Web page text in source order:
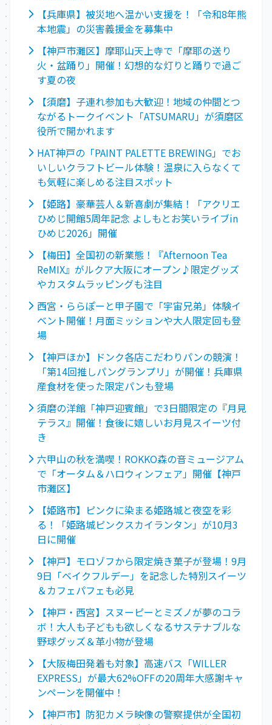
【兵庫県】被災地へ温かい支援を！「令和8年熊
本地震」の災害義援金を募集中
【神戸市灘区】摩耶山天上寺で「摩耶の送り
火・盆踊り」開催！幻想的な灯りと踊りで過ご
す夏の夜
【須磨】子連れ参加も大歓迎！地域の仲間とつ
ながるトークイベント「ATSUMARU」が須磨区
役所で開かれます
HAT神戸の「PAINT PALETTE BREWING」でお
いしいクラフトビール体験！温泉に入らなくて
も気軽に楽しめる注目スポット
【姫路】豪華芸人＆新喜劇が集結！「アクリエ
ひめじ開館5周年記念 よしもとお笑いライブin
ひめじ2026」開催
【梅田】全国初の新業態！『Afternoon Tea
ReMIX』がルクア大阪にオープン♪限定グッズ
やカスタムラッピングも注目
西宮・ららぽーと甲子園で「宇宙兄弟」体験イ
ベント開催！月面ミッションや大人限定回も登
場
【神戸ほか】ドンク各店こだわりパンの競演！
「第14回推しパングランプリ」が開催！兵庫県
産食材を使った限定パンも登場
須磨の洋館「神戸迎賓館」で3日間限定の『月見
テラス』開催！食後に嬉しいお月見スイーツ付
き
六甲山の秋を満喫！ROKKO森の音ミュージアム
で「オータム＆ハロウィンフェア」開催【神戸
市灘区】
【姫路市】ピンクに染まる姫路城と夜空を彩
る！「姫路城ピンクスカイランタン」が10月3
日に開催
【神戸】モロゾフから限定焼き菓子が登場！9月
9日「ベイクフルデー」を記念した特別スイーツ
＆カフェパフェも必見
【神戸・西宮】スヌーピーとミズノが夢のコラ
ボ！大人も子どもも欲しくなるサステナブルな
野球グッズ＆革小物が登場
【大阪梅田発着も対象】高速バス「WILLER
EXPRESS」が最大62%OFFの20周年大感謝キャ
ンペーンを開催中！
【神戸市】防犯カメラ映像の警察提供が全国初